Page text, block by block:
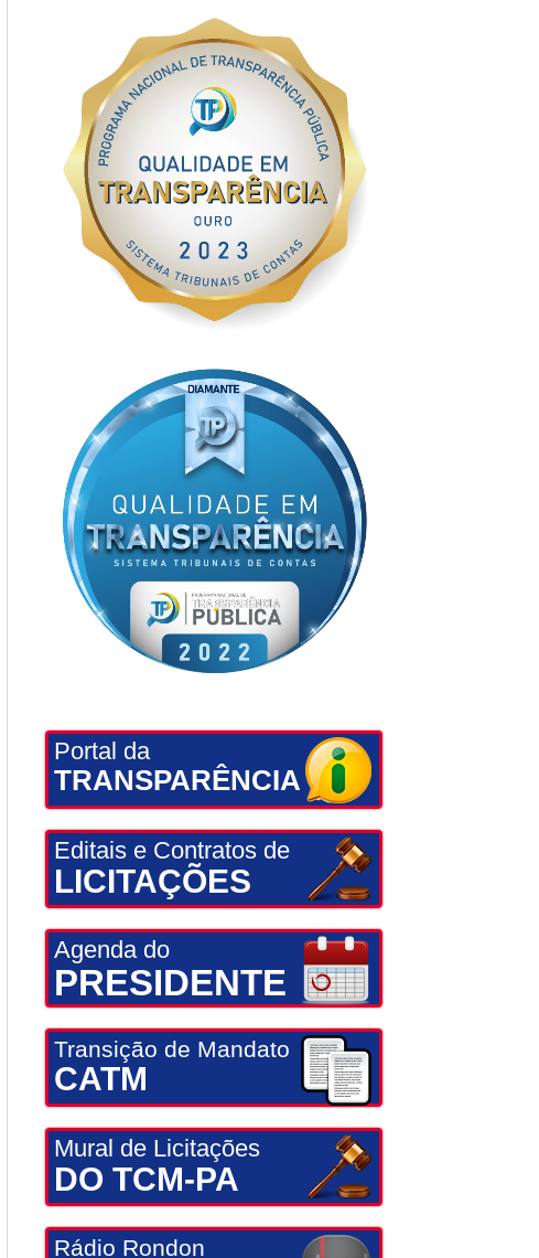
Portal da
TRANSPARÊNCIA
Editais e Contratos de
LICITAÇÕES
Agenda do
PRESIDENTE
Transição de Mandato
CATM
Mural de Licitações
DO TCM-PA
Rádio Rondon